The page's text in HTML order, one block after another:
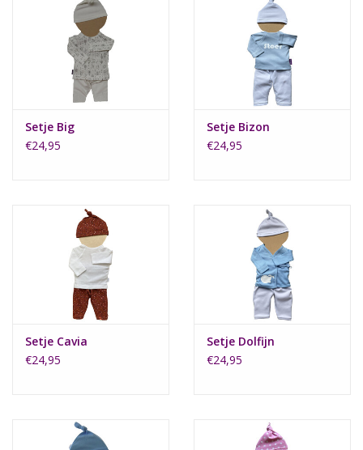
Setje Big
€24,95
Setje Bizon
€24,95
Setje Cavia
€24,95
Setje Dolfijn
€24,95